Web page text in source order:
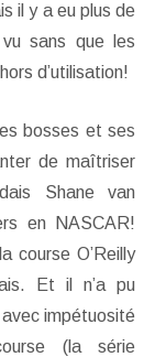
il y a eu plus de
sans que les
d’utilisation!
bosses et ses
de maîtriser
Shane van
en NASCAR!
course O’Reilly
Et il n’a pu
avec impétuosité
(la série